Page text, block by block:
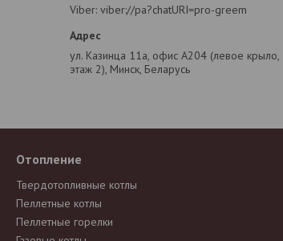
Viber viber://pa?chatURI=pro-greem
ул. Казинца 11а, офис А204 (левое крыло,
этаж 2), Минск, Беларусь
Отопление
Твердотопливные котлы
Пеллетные котлы
Пеллетные горелки